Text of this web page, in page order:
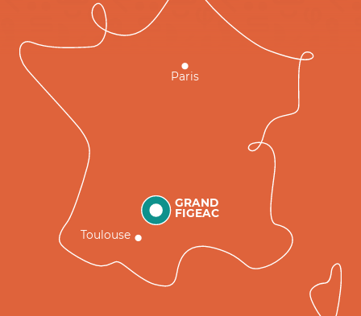
GRAND
FIGEAC
Toulouse
Paris